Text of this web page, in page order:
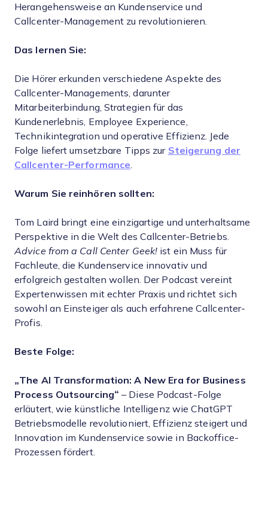
Herangehensweise an Kundenservice und
Callcenter-Management zu revolutionieren.
Das lernen Sie:
Die Hörer erkunden verschiedene Aspekte des
Callcenter-Managements, darunter
Mitarbeiterbindung, Strategien für das
Kundenerlebnis, Employee Experience,
Technikintegration und operative Effizienz. Jede
Folge liefert umsetzbare Tipps zur Steigerung der
Callcenter-Performance
Warum Sie reinhören sollten:
Tom Laird bringt eine einzigartige und unterhaltsame
Perspektive in die Welt des Callcenter-Betriebs.
Advice from a Call Center Geek! ist ein Muss für
Fachleute, die Kundenservice innovativ und
erfolgreich gestalten wollen. Der Podcast vereint
Expertenwissen mit echter Praxis und richtet sich
sowohl an Einsteiger als auch erfahrene Callcenter-
Profis.
Beste Folge:
„The AI Transformation: A New Era for Business
Process Outsourcing“ – Diese Podcast-Folge
erläutert, wie künstliche Intelligenz wie ChatGPT
Betriebsmodelle revolutioniert, Effizienz steigert und
Innovation im Kundenservice sowie in Backoffice-
Prozessen fördert.